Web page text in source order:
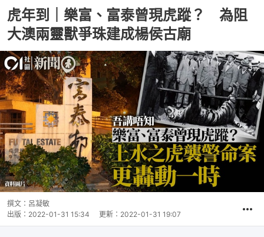
虎年到｜樂富、富泰曾現虎蹤？ 為阻
大澳兩靈獸爭珠建成楊侯古廟
撰文： 呂凝敏
出版： 2022-01-31 15:34 更新： 2022-01-31 19:07